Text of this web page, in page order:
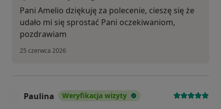
Pani Amelio dziękuję za polecenie, cieszę się że
udało mi się sprostać Pani oczekiwaniom,
pozdrawiam
25 czerwca 2026
Paulina Weryfikacja wizyty